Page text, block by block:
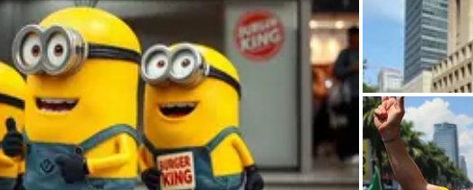
Guillermo
Avenida
8 de agosto de